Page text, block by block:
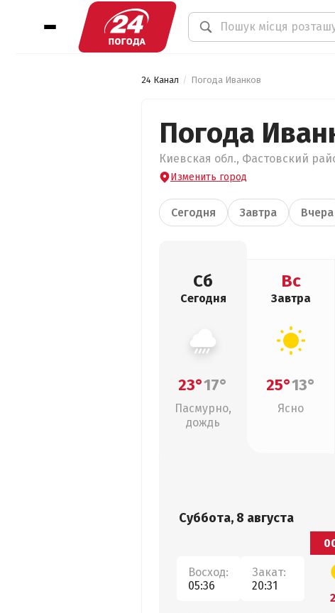
24 Канал Погода Иванков
Погода
Киевская обл., Фастовский
Изменить город
Сегодня Завтра Вчера
Сб
Сегодня
23°17°
Пасмурно,
дождь
Вс
Завтра
25°13°
Ясно
Суббота, 8 августа
Восход:
05:36
Закат:
20:31